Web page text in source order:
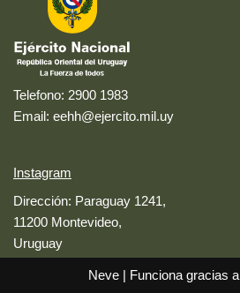
Telefono: 2900 1983
Email: eehh@ejercito.mil.uy
Instagram
Dirección: Paraguay 1241,
11200 Montevideo,
Uruguay
Neve| Funciona gracias a